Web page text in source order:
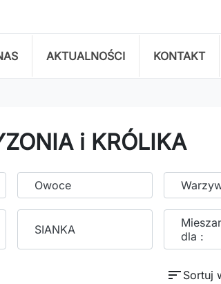
AKTUALNOŚCI KONTAKT
i KRÓLIKA
Owoce
SIANKA
dla :
sort Sortuj